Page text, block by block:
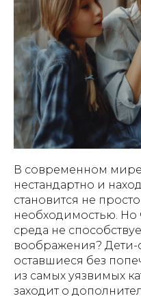
В современном
нестандартно и
становится не
необходимостью. Но
среда не
воображения? Дети-
оставшиеся без
из самых уязвимых
заходит о